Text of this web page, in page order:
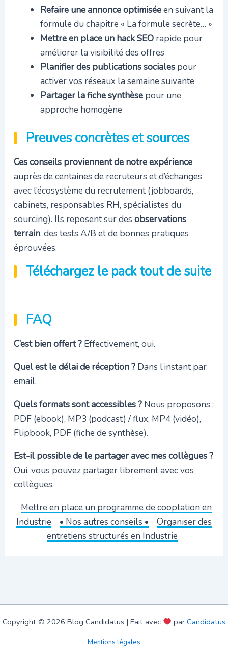
Refaire une annonce optimiséeen suivant la
formule du chapitre « La formule secrète… »
Mettre en place un hack SEOrapide pour
améliorer la visibilité des offres
Planifier des publications socialespour
activer vos réseaux la semaine suivante
Partager la fiche synthèsepour une
approche homogène
Preuves concrètes et sources
Ces conseils proviennent de notre expérience
auprès de centaines de recruteurs et d’échanges
avec l’écosystème du recrutement (jobboards,
cabinets, responsables RH, spécialistes du
sourcing). Ils reposent sur des observations
terrain, des tests A/B et de bonnes pratiques
éprouvées.
Téléchargez le pack tout de suite
FAQ
C’est bien offert ?Effectivement, oui.
Quel est le délai de réception ?Dans l’instant par
email.
Quels formats sont accessibles ?Nous proposons :
PDF (ebook), MP3 (podcast) / flux, MP4 (vidéo),
Flipbook, PDF (fiche de synthèse).
Est-il possible de le partager avec mes collègues ?
Oui, vous pouvez partager librement avec vos
collègues.
Mettre en place un programme de cooptation en
Industrie
• Nos autres conseils •
Organiser des
entretiens structurés en Industrie
Copyright © 2026 Blog Candidatus | Fait avec par Candidatus
Mentions légales